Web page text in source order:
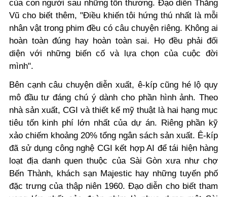
của con người sau những tổn thương. Đạo diễn Thắng
Vũ cho biết thêm, "Điều khiến tôi hứng thú nhất là mỗi
nhân vật trong phim đều có câu chuyện riêng. Không ai
hoàn toàn đúng hay hoàn toàn sai. Họ đều phải đối
diện với những biến cố và lựa chọn của cuộc đời
mình".
Bên cạnh câu chuyện diễn xuất, ê-kíp cũng hé lộ quy
mô đầu tư đáng chú ý dành cho phần hình ảnh. Theo
nhà sản xuất, CGI và thiết kế mỹ thuật là hai hạng mục
tiêu tốn kinh phí lớn nhất của dự án. Riêng phần kỹ
xảo chiếm khoảng 20% tổng ngân sách sản xuất. Ê-kíp
đã sử dụng công nghệ CGI kết hợp AI để tái hiện hàng
loạt địa danh quen thuộc của Sài Gòn xưa như chợ
Bến Thành, khách sạn Majestic hay những tuyến phố
đặc trưng của thập niên 1960.Đạo diễn cho biết tham